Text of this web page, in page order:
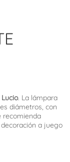
. La lámpara
diámetros, con
recomienda
a juego